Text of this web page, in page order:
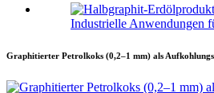
Industrielle Anwendungen
Graphitierter Petrolkoks (0,2–1 mm) als